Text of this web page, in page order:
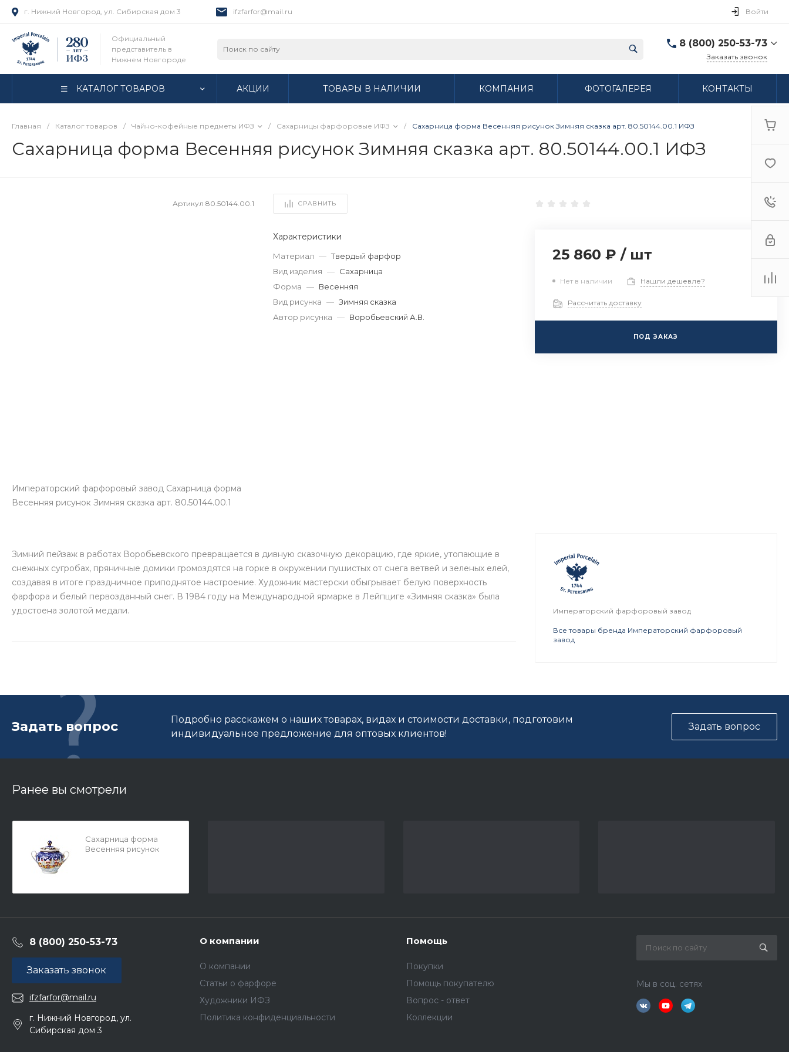
г. Нижний Новгород, ул. Сибирская дом 3 ifzfarfor@mail.ru Войти
Официальный
представитель в
Нижнем Новгороде
8 (800) 250-53-73
г. Нижний Новгород,
Выходной
Заказать звонок
КАТАЛОГ ТОВАРОВ АКЦИИ ТОВАРЫ В НАЛИЧИИ КОМПАНИЯ ФОТОГАЛЕРЕЯ КОНТАКТЫ
Главная / Каталог товаров / Чайно-кофейные предметы ИФЗ / Сахарницы фарфоровые ИФЗ / Сахарница форма Весенняя рисунок Зимняя сказка арт. 80.50144.00.1 ИФЗ
Сахарница форма Весенняя рисунок Зимняя сказка арт. 80.50144.00.1 ИФЗ
Артикул80.50144.00.1 СРАВНИТЬ
Императорский фарфоровый завод Сахарница форма
Весенняя рисунок Зимняя сказка арт. 80.50144.00.1
Характеристики
Материал — Твердый фарфор
Вид изделия — Сахарница
Форма — Весенняя
Вид рисунка — Зимняя сказка
Автор рисунка — Воробьевский А.В.
25 860 ₽ / шт
Нет в наличии Нашли дешевле?
Рассчитать доставку
ПОД ЗАКАЗ
Зимний пейзаж в работах Воробьевского превращается в дивную сказочную декорацию, где яркие, утопающие в
снежных сугробах, пряничные домики громоздятся на горке в окружении пушистых от снега ветвей и зеленых елей,
создавая в итоге праздничное приподнятое настроение. Художник мастерски обыгрывает белую поверхность
фарфора и белый первозданный снег. В 1984 году на Международной ярмарке в Лейпциге «Зимняя сказка» была
удостоена золотой медали.
Императорский фарфоровый завод
Все товары бренда Императорский фарфоровый
завод
Задать вопрос
Подробно расскажем о наших товарах, видах и стоимости доставки, подготовим
индивидуальное предложение для оптовых клиентов!
Задать вопрос
Ранее вы смотрели
Сахарница форма
Весенняя рисунок
8 (800) 250-53-73
Заказать звонок
ifzfarfor@mail.ru
г. Нижний Новгород, ул.
Сибирская дом 3
О компании
О компании
Статьи о фарфоре
Художники ИФЗ
Политика конфиденциальности
Помощь
Покупки
Помощь покупателю
Вопрос - ответ
Коллекции
Мы в соц. сетях